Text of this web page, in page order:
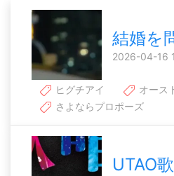
結婚を
2026-04-16
ヒグチアイ
オース
さよならプロポーズ
UTAO